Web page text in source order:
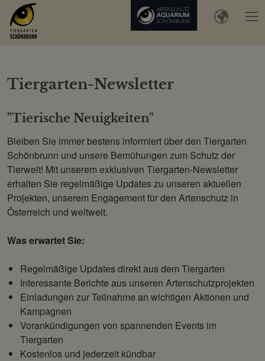
Tiergarten-Newsletter
"Tierische Neuigkeiten"
Bleiben Sie immer bestens informiert über den Tiergarten
Schönbrunn und unsere Bemühungen zum Schutz der
Tierwelt! Mit unserem exklusiven Tiergarten-Newsletter
erhalten Sie regelmäßige Updates zu unseren aktuellen
Projekten, unserem Engagement für den Artenschutz in
Österreich und weltweit.
Was erwartet Sie:
Regelmäßige Updates direkt aus dem Tiergarten
Interessante Berichte aus unseren Artenschutzprojekten
Einladungen zur Teilnahme an wichtigen Aktionen und
Kampagnen
Vorankündigungen von spannenden Events im
Tiergarten
Kostenlos und jederzeit kündbar